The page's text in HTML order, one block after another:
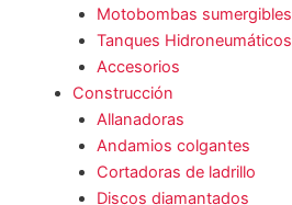
Motobombas sumergibles
Tanques Hidroneumáticos
Accesorios
Construcción
Allanadoras
Andamios colgantes
Cortadoras de ladrillo
Discos diamantados